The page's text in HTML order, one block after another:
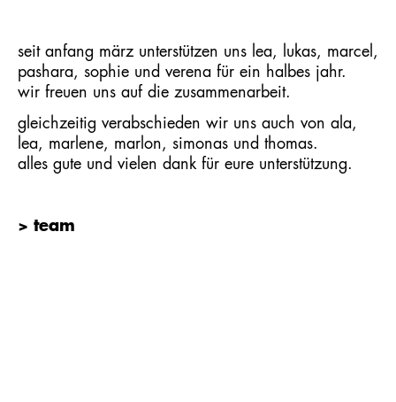
seit anfang märz unterstützen uns lea, lukas, marcel,
pashara, sophie und verena für ein halbes jahr.
wir freuen uns auf die zusammenarbeit.
gleichzeitig verabschieden wir uns auch von ala,
lea, marlene, marlon, simonas und thomas.
alles gute und vielen dank für eure unterstützung.
> team